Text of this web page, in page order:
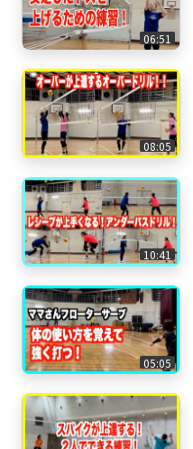
06:51
08:05
10:41
05:05